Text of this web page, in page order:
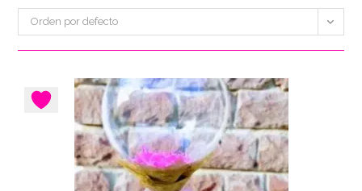
Orden por defecto